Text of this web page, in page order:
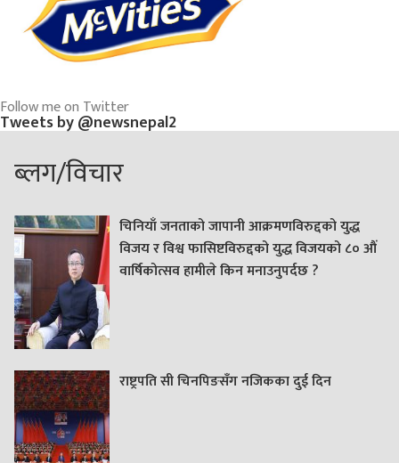
Follow me on Twitter
Tweets by @newsnepal2
ब्लग/विचार
चिनियाँ जनताको जापानी आक्रमणविरुद्दको युद्ध
विजय र विश्व फासिष्टविरुद्दको युद्ध विजयको ८० औं
वार्षिकोत्सव हामीले किन मनाउनुपर्दछ ?
राष्ट्रपति सी चिनपिङसँग नजिकका दुई दिन